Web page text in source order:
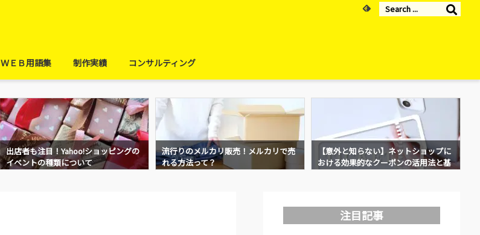
ＷＥＢ用語集 制作実績 コンサルティング
出店者も注目！Yahoo!ショッピングの
イベントの種類について
流行りのメルカリ販売！メルカリで売
れる方法って？
【意外と知らない】ネットショップに
おける効果的なクーポンの活用法と基
注目記事